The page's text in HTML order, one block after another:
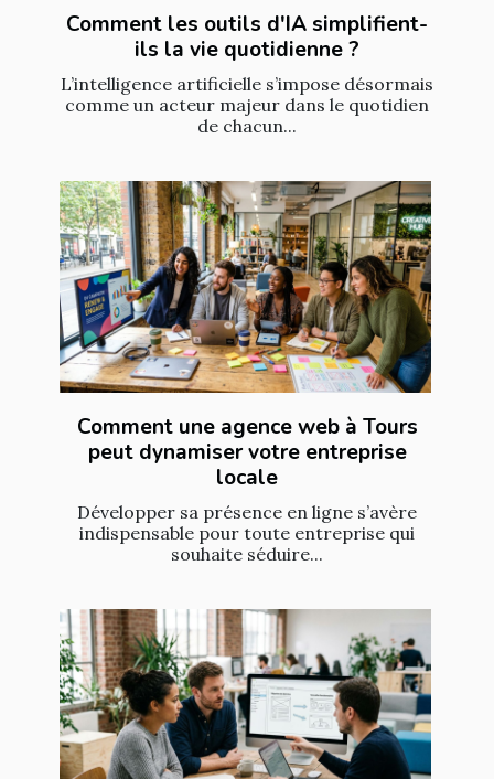
Comment les outils d'IA simplifient-
ils la vie quotidienne ?
L’intelligence artificielle s’impose désormais
comme un acteur majeur dans le quotidien
de chacun...
Comment une agence web à Tours
peut dynamiser votre entreprise
locale
Développer sa présence en ligne s’avère
indispensable pour toute entreprise qui
souhaite séduire...